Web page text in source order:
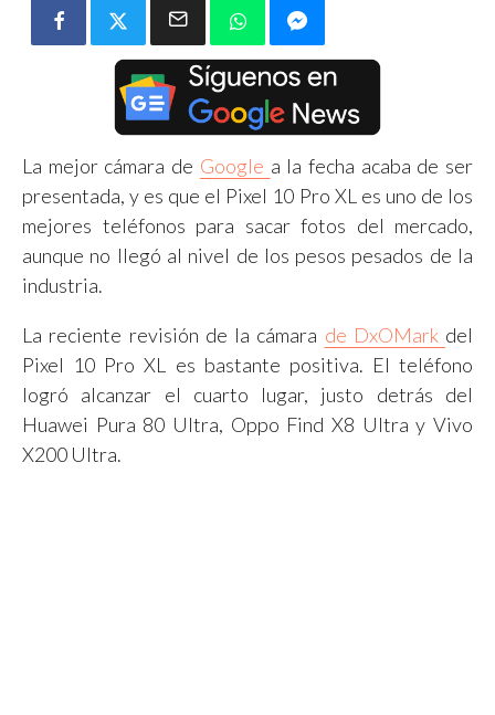
La mejor cámara de Google a la fecha acaba de ser
presentada, y es que el Pixel 10 Pro XL es uno de los
mejores teléfonos para sacar fotos del mercado,
aunque no llegó al nivel de los pesos pesados de la
industria.
La reciente revisión de la cámara de DxOMark del
Pixel 10 Pro XL es bastante positiva. El teléfono
logró alcanzar el cuarto lugar, justo detrás del
Huawei Pura 80 Ultra, Oppo Find X8 Ultra y Vivo
X200 Ultra.